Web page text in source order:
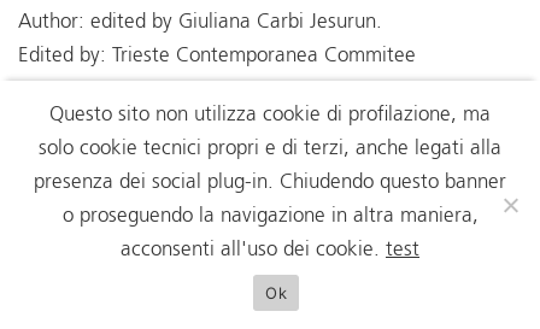
Author: edited by Giuliana Carbi Jesurun.
Edited by: Trieste Contemporanea Commitee
Description: 89 p., ill.
Questo sito non utilizza cookie di profilazione, ma
solo cookie tecnici propri e di terzi, anche legati alla
presenza dei social plug-in. Chiudendo questo banner
o proseguendo la navigazione in altra maniera,
acconsenti all'uso dei cookie. test
Ok